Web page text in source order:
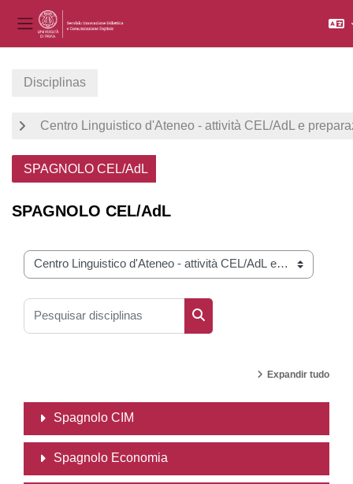
Painel lateral
Disciplinas
Centro Linguistico d'Ateneo - attività CEL/AdL e
SPAGNOLO CEL/AdL
SPAGNOLO CEL/AdL
Categorias de disciplinas
Pesquisar disciplinas
Pesquisar disciplinas
Expandir tudo
Spagnolo CIM
Spagnolo Economia